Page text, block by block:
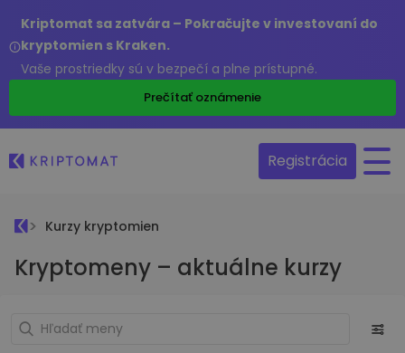
Kriptomat sa zatvára – Pokračujte v investovaní do
kryptomien s Kraken.
Vaše prostriedky sú v bezpečí a plne prístupné.
Prečítať oznámenie
Registrácia
Kurzy kryptomien
Kryptomeny – aktuálne kurzy